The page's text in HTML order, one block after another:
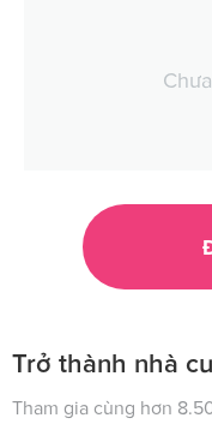
Trở thành nhà
Tham gia cùng hơn